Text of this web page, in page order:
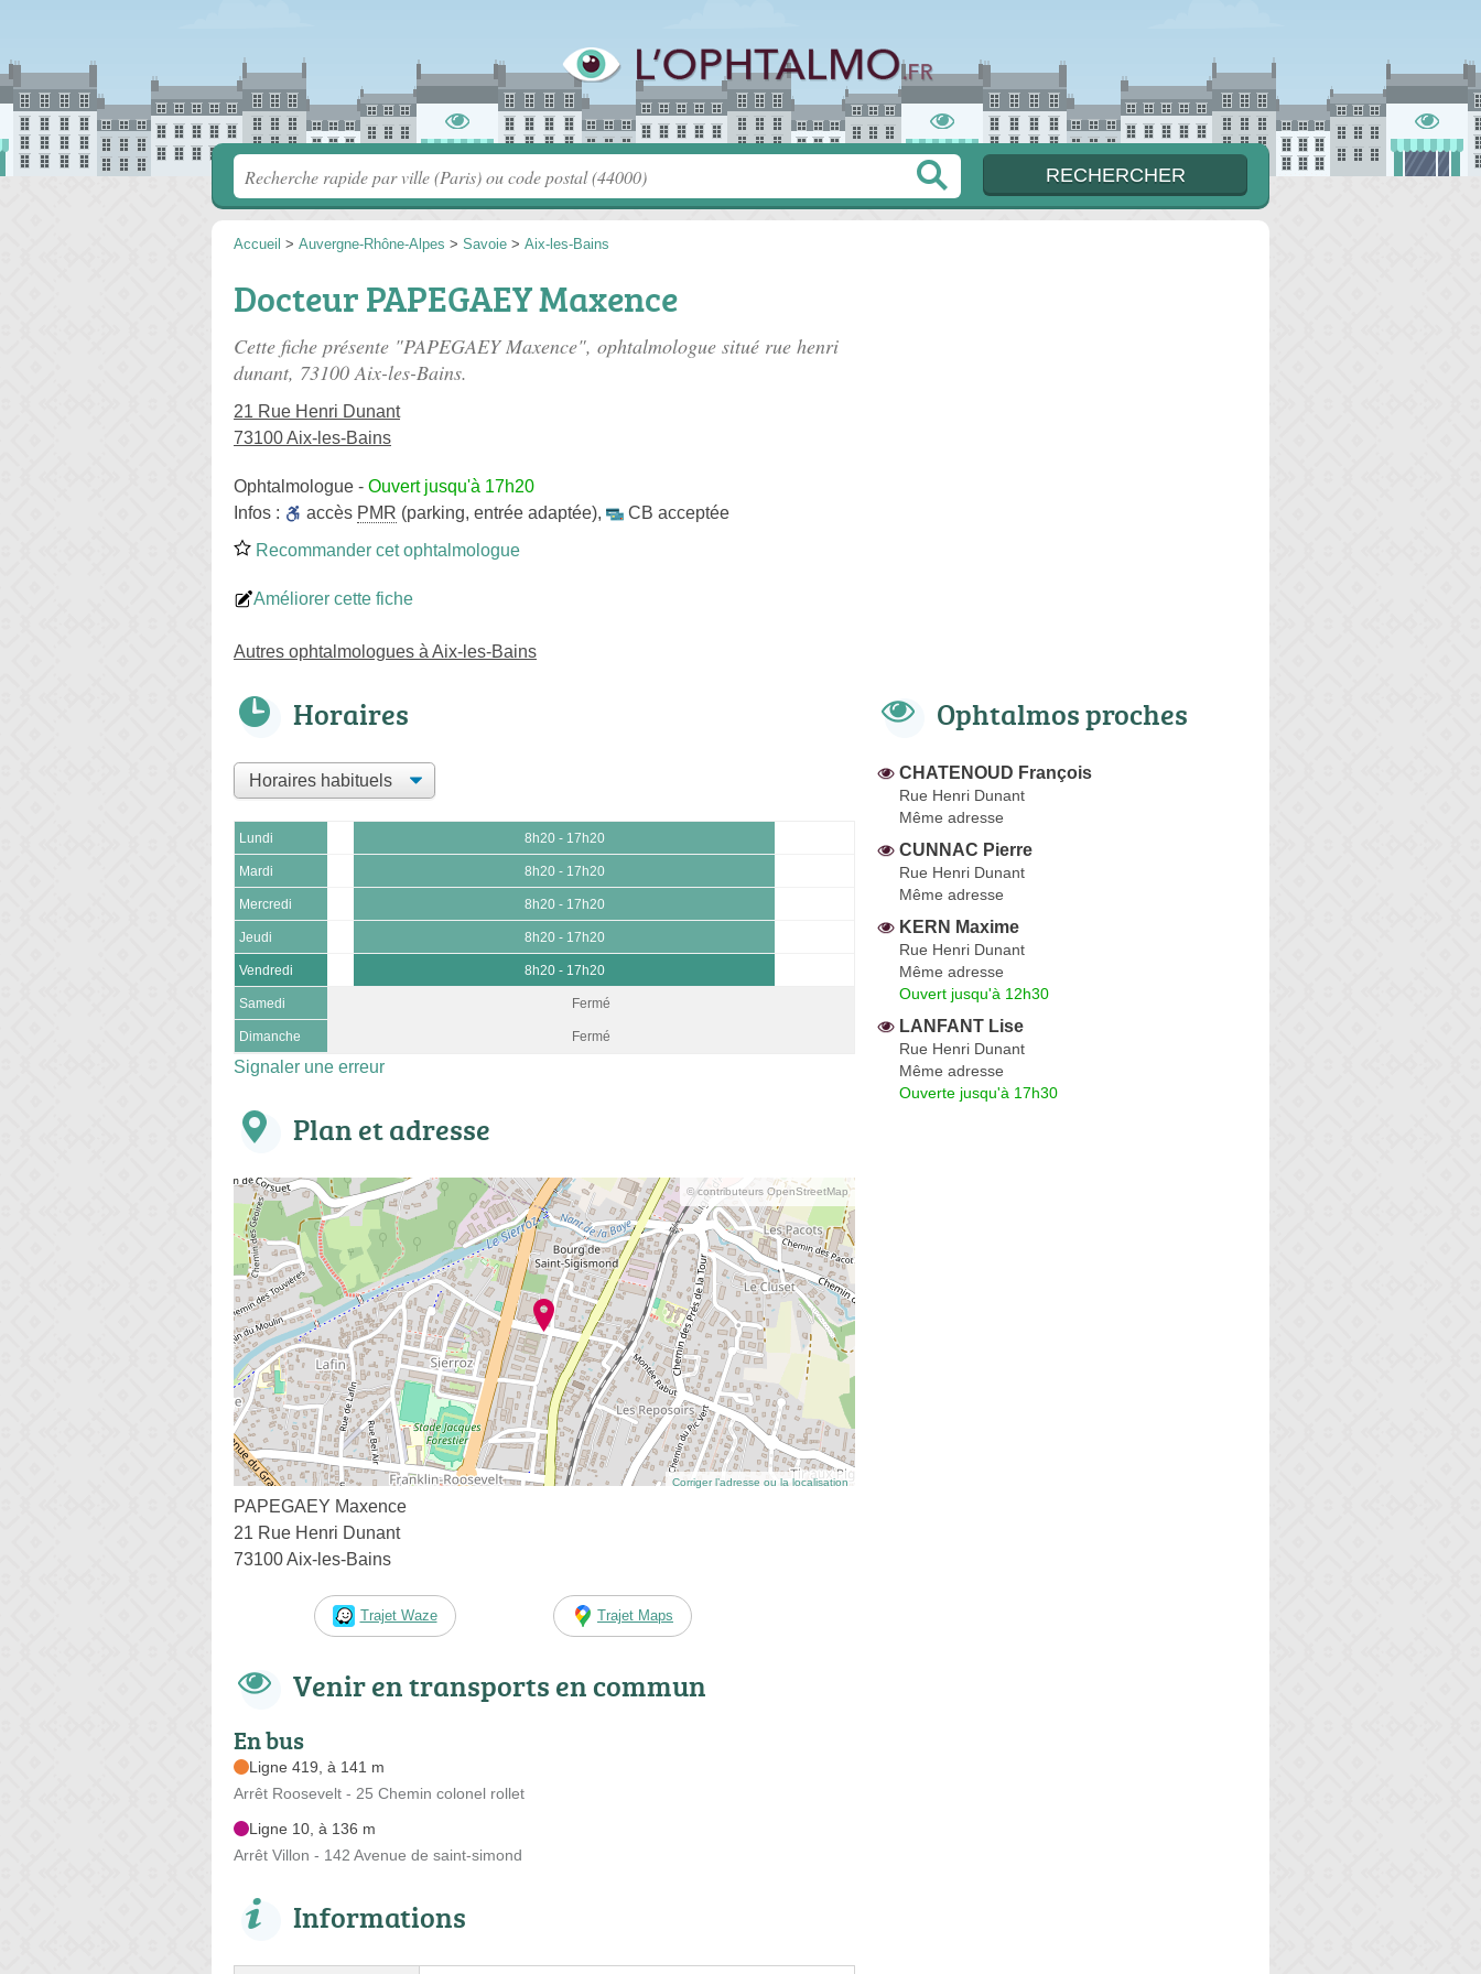
Accueil > Auvergne-Rhône-Alpes > Savoie > Aix-les-Bains
Docteur PAPEGAEY Maxence
Cette fiche présente "PAPEGAEY Maxence", ophtalmologue situé rue henri
dunant, 73100 Aix-les-Bains.
21 Rue Henri Dunant
73100 Aix-les-Bains
Ophtalmologue - Ouvert jusqu'à 17h20
Infos :
accès PMR (parking, entrée adaptée),
CB acceptée
Recommander cet ophtalmologue
Améliorer cette fiche
Autres ophtalmologues à Aix-les-Bains
Horaires
Lundi 8h20 - 17h20
Mardi 8h20 - 17h20
Mercredi 8h20 - 17h20
Jeudi 8h20 - 17h20
Vendredi 8h20 - 17h20
Samedi Fermé
Dimanche Fermé
Signaler une erreur
Plan et adresse
© contributeurs OpenStreetMap
Corriger l’adresse ou la localisation
PAPEGAEY Maxence
21 Rue Henri Dunant
73100 Aix-les-Bains
Trajet Waze Trajet Maps
Venir en transports en commun
En bus
Ligne 419, à 141 m
Arrêt Roosevelt - 25 Chemin colonel rollet
Ligne 10, à 136 m
Arrêt Villon - 142 Avenue de saint-simond
Informations
Ophtalmos proches
CHATENOUD François
Rue Henri Dunant
Même adresse
CUNNAC Pierre
Rue Henri Dunant
Même adresse
KERN Maxime
Rue Henri Dunant
Même adresse
Ouvert jusqu'à 12h30
LANFANT Lise
Rue Henri Dunant
Même adresse
Ouverte jusqu'à 17h30